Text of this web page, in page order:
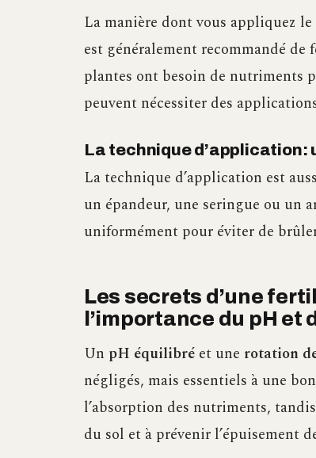
La manière dont vous appliquez le
est généralement recommandé
plantes ont besoin de nutriments
peuvent nécessiter des
La technique
La technique d’application est
un épandeur, une seringue ou un
uniformément pour éviter de
Les secrets d’une
l’importance du pH
Un pH équilibré et une rotation
négligés, mais essentiels à une
l’absorption des nutriments,
du sol et à prévenir l’épuisement